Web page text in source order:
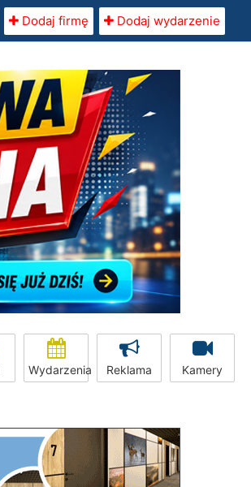
Dodaj firmę Dodaj wydarzenie
Wydarzenia Reklama Kamery